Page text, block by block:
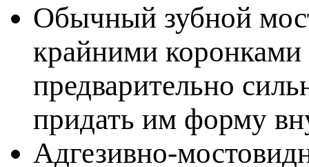
Обычный зубной
крайними
редварительно
ридать им форму
Адгезивно-